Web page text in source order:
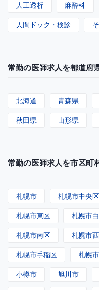
人工透析 麻酔科
人間ドック・検診
常勤の医師求人を都道府
北海道 青森県
秋田県 山形県
常勤の医師求人を市区町
札幌市 札幌市中央区
札幌市東区 札幌市
札幌市南区 札幌市
札幌市手稲区 札幌
小樽市 旭川市